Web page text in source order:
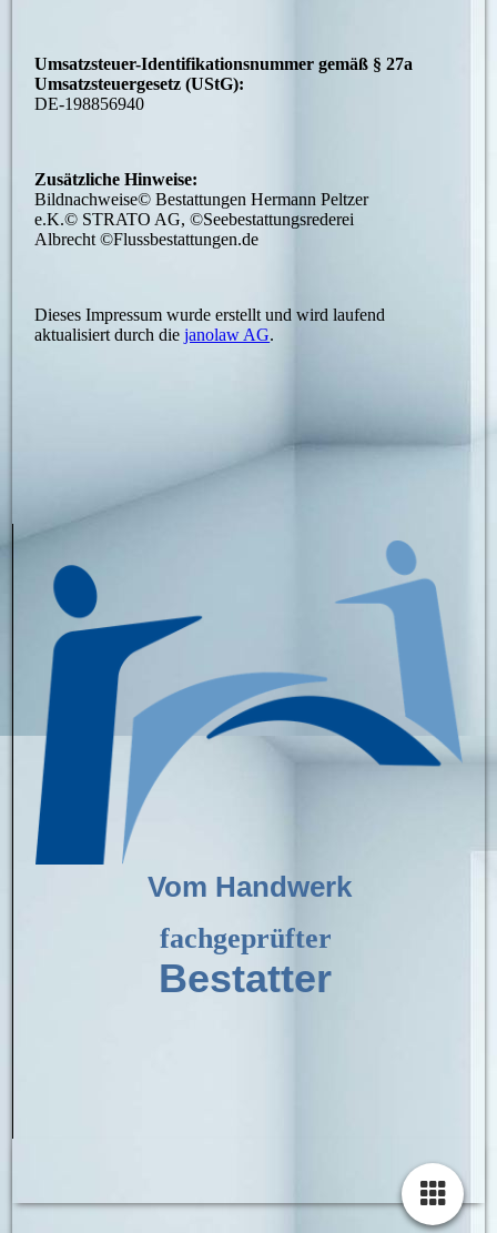
Umsatzsteuer-Identifikationsnummer gemäß § 27a
Umsatzsteuergesetz (UStG):
DE-198856940
Zusätzliche Hinweise:
Bildnachweise© Bestattungen Hermann Peltzer
e.K.© STRATO AG, ©Seebestattungsrederei
Albrecht ©Flussbestattungen.de
Dieses Impressum wurde erstellt und wird laufend
aktualisiert durch diejanolaw AG.
Vom Handwerk
fachgeprüfter
Bestatter